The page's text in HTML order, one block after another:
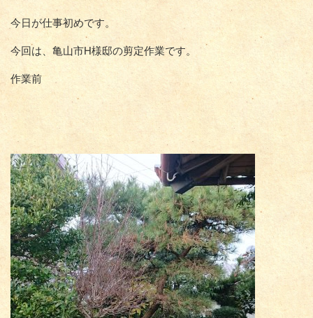
今日が仕事初めです。
今回は、亀山市H様邸の剪定作業です。
作業前